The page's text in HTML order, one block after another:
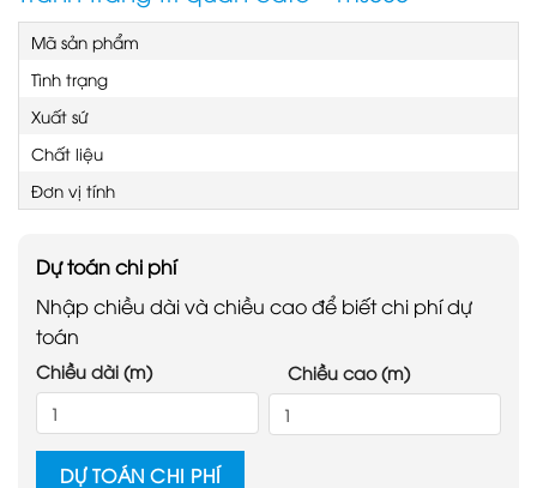
Mã sản phẩm
Tình trạng
Xuất sứ
Chất liệu
Đơn vị tính
Dự toán chi phí
Nhập chiều dài và chiều cao để biết chi phí dự
toán
Chiều dài (m) Chiều cao (m)
DỰ TOÁN CHI PHÍ